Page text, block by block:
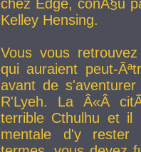
chez Edge, conÃ§u
Kelley Hensing.
Vous vous
qui auraient peut-
avant de
R'Lyeh. La Â«Â
terrible Cthulhu et
mentale d'y rester